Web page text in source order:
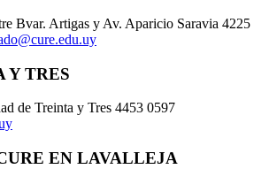
Bvar. Artigas y Av. Aparicio Saravia 4225
Y TRES
de Treinta y Tres 4453 0597
EN LAVALLEJA